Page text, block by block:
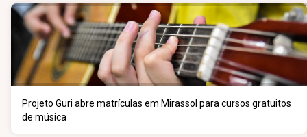
Projeto Guri abre matrículas em Mirassol para cursos gratuitos
de música